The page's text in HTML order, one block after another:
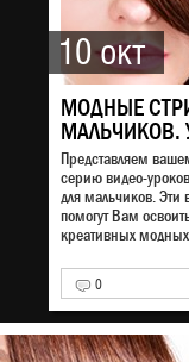
10 окт
МОДНЫЕ
МАЛЬЧИКОВ.
Представляем
серию видео-
для мальчиков. Эти
помогут Вам
креативных
0